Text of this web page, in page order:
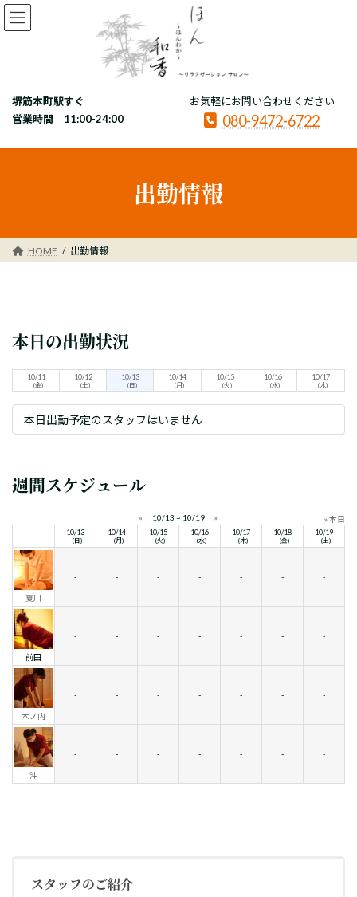
コ
ン
プ
ナ
ビ
動
堺筋本町駅すぐ
営業時間 11:00-24:00
お気軽にお問い合わせください
080-9472-6722
出勤情報
HOME 出勤情報
本日の出勤状況
10/11
(金)
10/12
(土)
10/13
(日)
10/14
(月)
10/15
(火)
10/16
(水)
10/17
(木)
本日出勤予定のスタッフはいません
週間スケジュール
« 10/13 ~ 10/19 » » 本日
10/13
(日)
10/14
(月)
10/15
(火)
10/16
(水)
10/17
(木)
10/18
(金)
10/19
(土)
夏川
- - - - - - -
前田
- - - - - - -
木ノ内
- - - - - - -
沖
- - - - - - -
スタッフのご紹介